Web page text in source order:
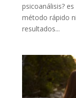
psicoanálisis?
método rápido
resultados...